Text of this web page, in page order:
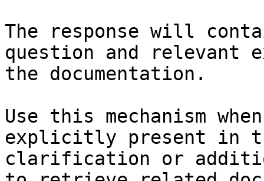
The response will
question and relevant
the documentation.
Use this mechanism
explicitly present in
clarification or